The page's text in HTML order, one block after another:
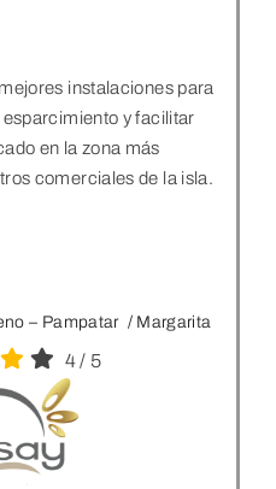
instalaciones para
y facilitar
en la zona más
comerciales de la isla.
– Pampatar / Margarita
4/ 5